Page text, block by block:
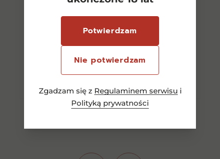
Potwierdzam
Nie potwierdzam
Zgadzam się z Regulaminem serwisu i
Polityką prywatności
Dowiedz się więcej